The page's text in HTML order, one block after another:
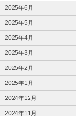
2025年6月
2025年5月
2025年4月
2025年3月
2025年2月
2025年1月
2024年12月
2024年11月